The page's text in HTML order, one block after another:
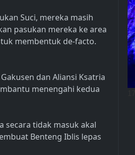
Suci, mereka masih
pasukan mereka ke area
membentuk de-facto.
dan Aliansi Ksatria
menengahi kedua
secara tidak masuk akal
Benteng Iblis lepas